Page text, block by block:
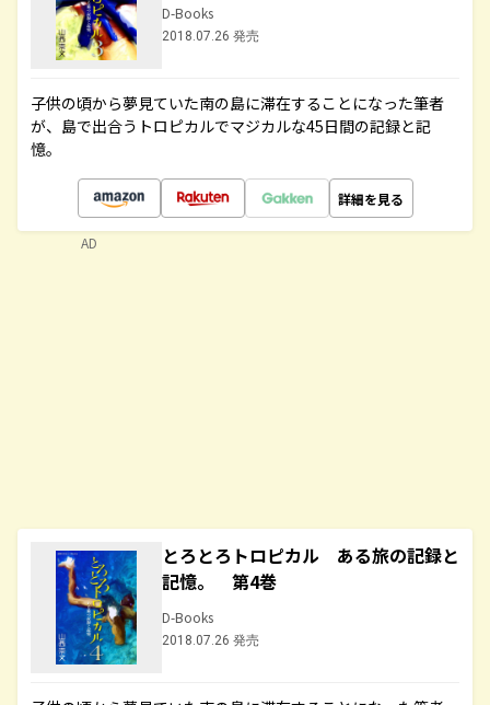
D-Books
2018.07.26 発売
子供の頃から夢見ていた南の島に滞在することになった筆者
が、島で出合うトロピカルでマジカルな45日間の記録と記
憶。
詳細を見る
とろとろトロピカル ある旅の記録と
記憶。 第4巻
D-Books
2018.07.26 発売
AD